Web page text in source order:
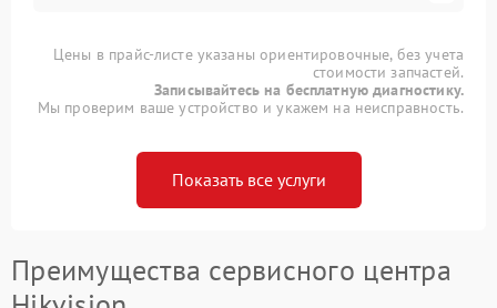
Цены в прайс-листе указаны ориентировочные, без учета
стоимости запчастей.
Записывайтесь на бесплатную диагностику.
Мы проверим ваше устройство и укажем на неисправность.
Показать все услуги
Преимущества сервисного центра